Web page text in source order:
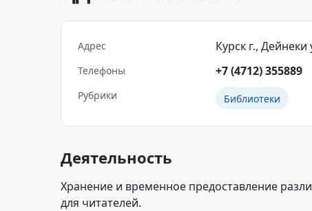
Адрес Курск г.,
Телефоны +7 (4712) 355889
Рубрики Библиотеки
Деятельность
Хранение и временное предоставление
для читателей.